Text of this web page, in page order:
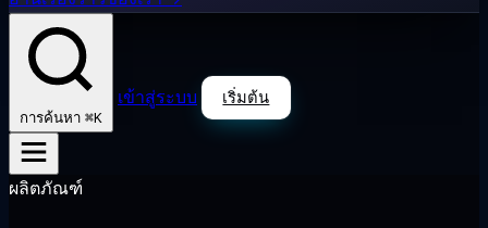
การค้นหา ⌘K
เข้าสู่ระบบ เริ่มต้น
ผลิตภัณฑ์